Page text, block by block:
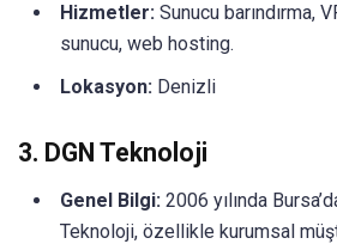
Hizmetler: Sunucu barındırma,
sunucu, web hosting.
Lokasyon: Denizli
3. DGN Teknoloji
Genel Bilgi: 2006 yılında
Teknoloji, özellikle kurumsal